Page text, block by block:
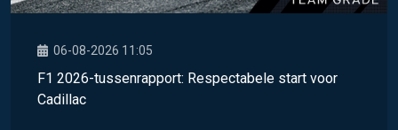
06-08-2026 11:05
F1 2026-tussenrapport: Respectabele start voor
Cadillac